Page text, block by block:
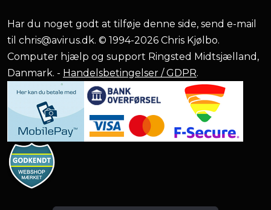
Har du noget godt at tilføje denne side, send e-mail
til chris@avirus.dk. © 1994-2026 Chris Kjølbo.
Computer hjælp og support Ringsted Midtsjælland,
Danmark. - Handelsbetingelser / GDPR.